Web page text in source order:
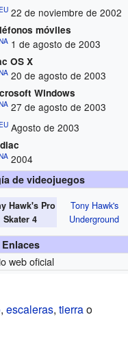
EU22 de noviembre de 2002
móviles
1 de agosto de 2003
OS X
20 de agosto de 2003
Windows
27 de agosto de 2003
EUAgosto de 2003
2004
de videojuegos
Hawk's Pro
Skater 4
Tony Hawk's
Underground
Enlaces
web oficial
, escaleras, tierrao